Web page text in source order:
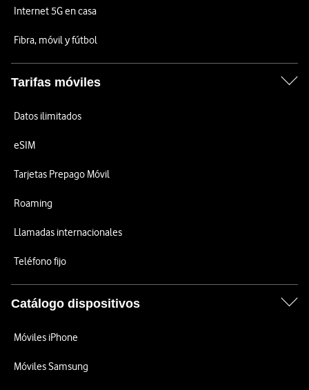
Internet 5G en casa
Fibra, móvil y fútbol
Tarifas móviles
Datos ilimitados
eSIM
Tarjetas Prepago Móvil
Roaming
Llamadas internacionales
Teléfono fijo
Catálogo dispositivos
Móviles iPhone
Móviles Samsung